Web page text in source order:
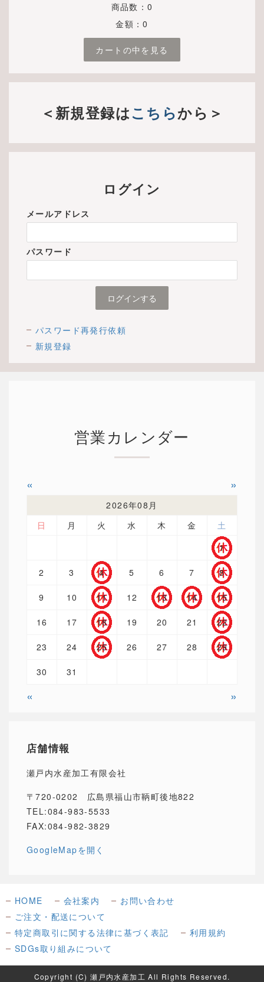
商品数：0
金額：0
カートの中を見る
＜新規登録はこちらから＞
ログイン
メールアドレス
パスワード
パスワード再発行依頼
新規登録
営業カレンダー
« »
2026年08月
日
月 火 水 木 金
土
1
2 3 4 5 6 7 8
9 10 11 12 13 14 15
16 17 18 19 20 21 22
23 24 25 26 27 28 29
30 31
« »
店舗情報
瀬戸内水産加工有限会社
〒720-0202 広島県福山市鞆町後地822
TEL:084-983-5533
FAX:084-982-3829
GoogleMapを開く
HOME 会社案内
お問い合わせ
ご注文・配送について
特定商取引に関する法律に基づく表記
利用規約
SDGs取り組みについて
Copyright (C) 瀬戸内水産加工 All Rights Reserved.